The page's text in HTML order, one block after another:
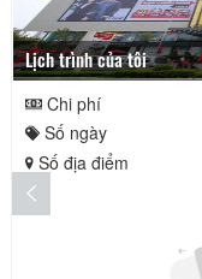
Lịch trình của tôi
Chi phí
Số ngày
Số địa điểm